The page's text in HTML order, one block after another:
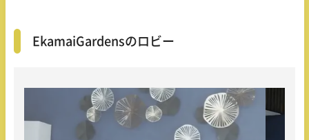
EkamaiGardensのロビー